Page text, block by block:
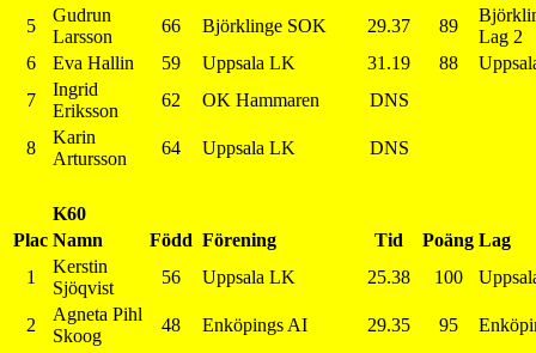
5
Gudrun
Larsson
66 Björklinge SOK 29.37 89
Lag 2
6
Eva Hallin 59 Uppsala LK 31.19 88
7
Ingrid
Eriksson
62 OK Hammaren DNS
8
Karin
Artursson
64 Uppsala LK DNS
K60
Plac Namn Född Förening Tid Poäng Lag
1
Kerstin
Sjöqvist
56 Uppsala LK 25.38 100
2
Agneta Pihl
Skoog
48 Enköpings AI 29.35 95